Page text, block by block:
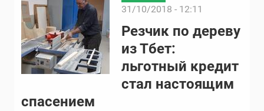
31/10/2018 - 12:11
Резчик по дереву
из Тбет:
льготный кредит
стал настоящим
спасением